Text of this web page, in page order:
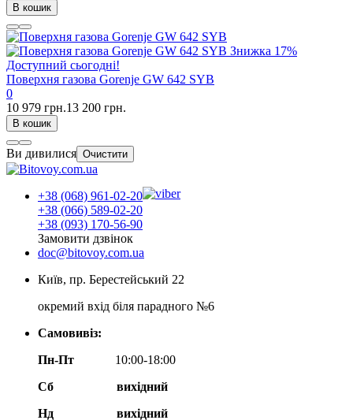
В кошик
Знижка 17%
Доступний сьогодні!
Поверхня газова Gorenje GW 642 SYB
0
10 979 грн.13 200 грн.
В кошик
Ви дивилися Очистити
+38 (068) 961-02-20
+38 (066) 589-02-20
+38 (093) 170-56-90
Замовити дзвінок
doc@bitovoy.com.ua
Київ, пр. Берестейський 22
окремий вхід біля парадного №6
Самовивіз:
Пн-Пт
10:00-18:00
Сб
вихідний
Нд
вихідний